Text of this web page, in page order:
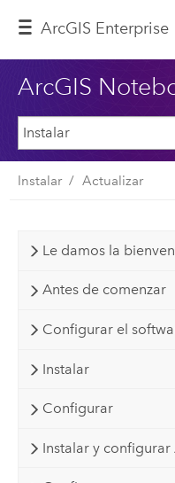
ArcGIS Enterprise
ArcGIS
Instalar Actualizar
Le damos la
Antes de comenzar
Configurar el
Instalar
Configurar
Instalar y